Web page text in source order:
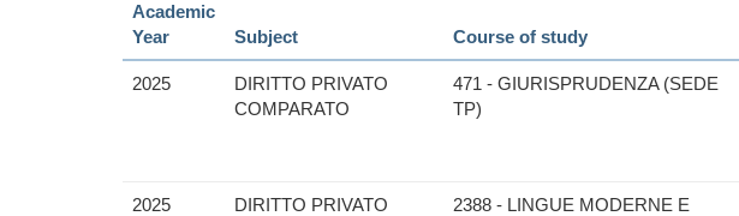
Academic
Year
Subject Course of study
2025
DIRITTO PRIVATO
COMPARATO
471 - GIURISPRUDENZA (SEDE
TP)
2025
DIRITTO PRIVATO
2388 - LINGUE MODERNE E